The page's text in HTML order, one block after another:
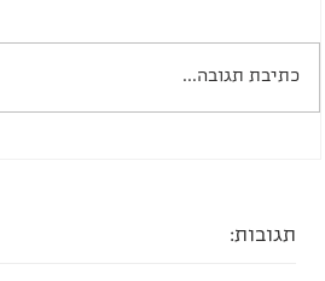
כתיבת תגובה...
תגובות: